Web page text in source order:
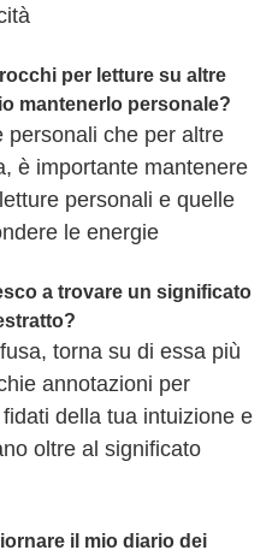
per letture su altre
mantenerlo personale?
personali che per altre
è importante mantenere
personali e quelle
le energie
a trovare un significato
torna su di essa più
annotazioni per
della tua intuizione e
oltre al significato
il mio diario dei